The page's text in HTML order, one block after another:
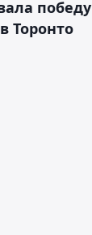
победу
Торонто